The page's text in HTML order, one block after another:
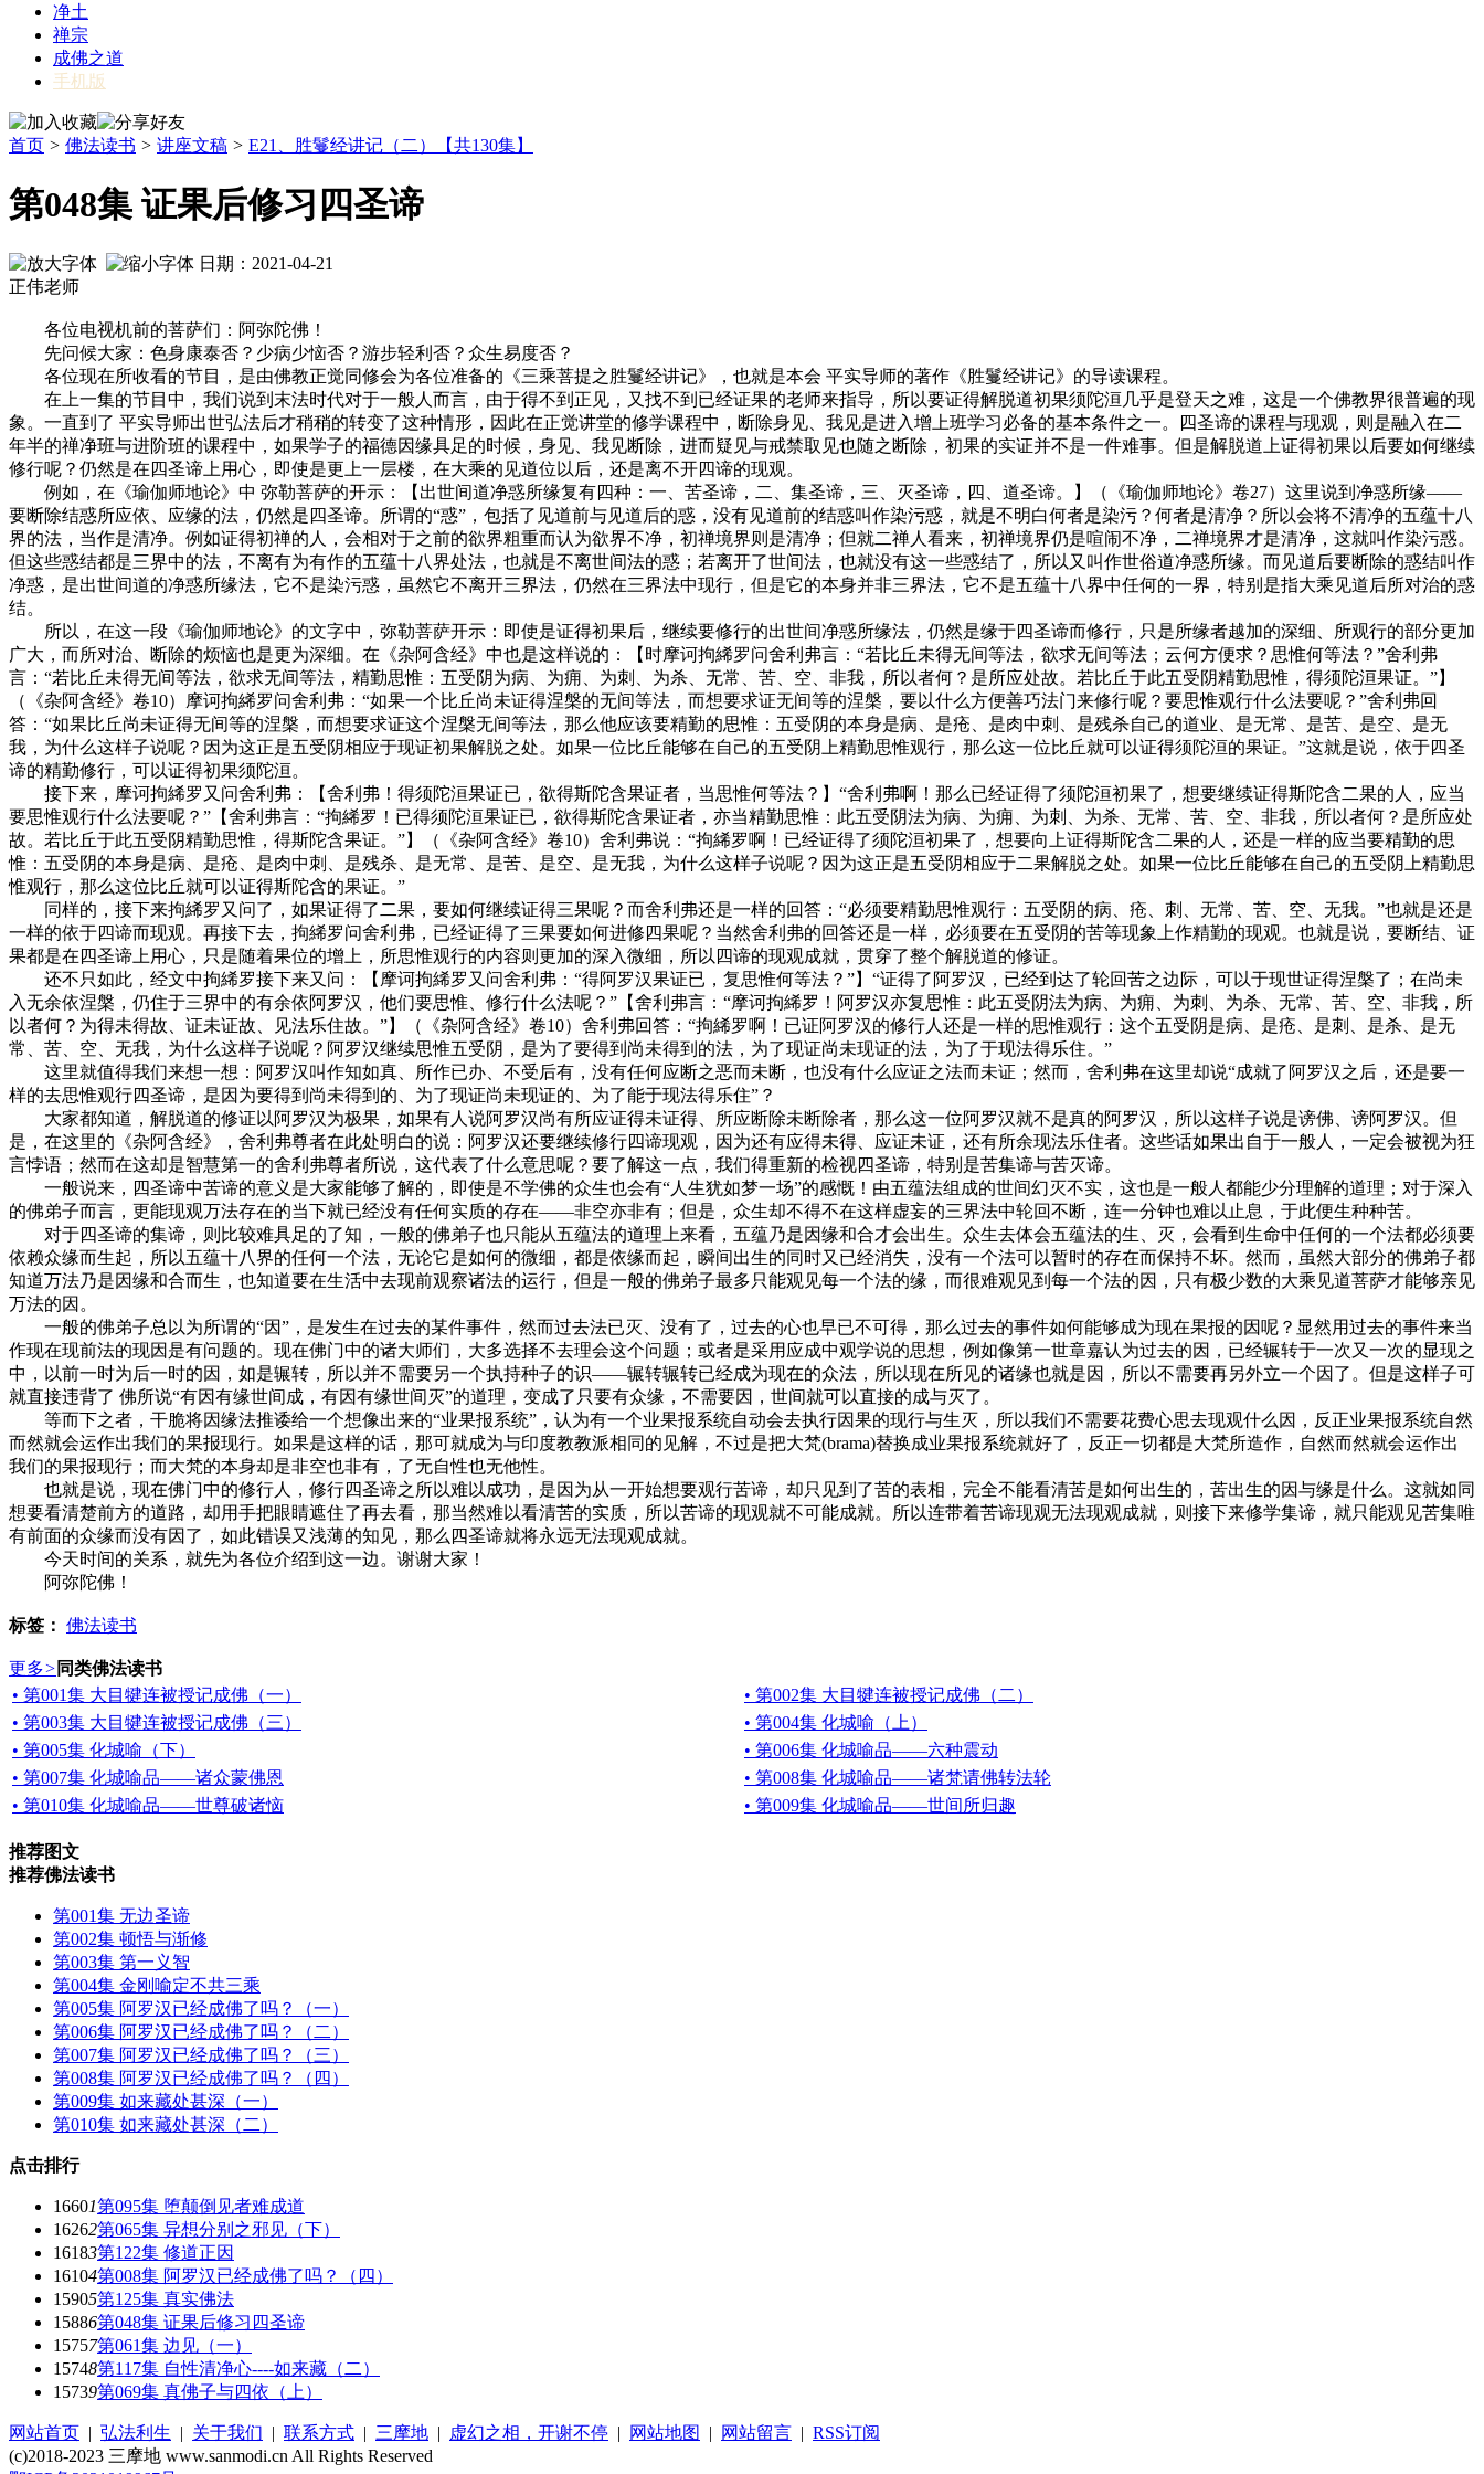
净土
禅宗
成佛之道
手机版
首页 > 佛法读书 > 讲座文稿 > E21、胜鬘经讲记（二）【共130集】
第048集 证果后修习四圣谛
日期：2021-04-21
正伟老师
各位电视机前的菩萨们：阿弥陀佛！
先问候大家：色身康泰否？少病少恼否？游步轻利否？众生易度否？
各位现在所收看的节目，是由佛教正觉同修会为各位准备的《三乘菩提之胜鬘经讲记》，也就是本会 平实导师的著作《胜鬘经讲记》的导读课程。
在上一集的节目中，我们说到末法时代对于一般人而言，由于得不到正见，又找不到已经证果的老师来指导，所以要证得解脱道初果须陀洹几乎是登天之难，这是一个佛教界很普遍的现
象。一直到了 平实导师出世弘法后才稍稍的转变了这种情形，因此在正觉讲堂的修学课程中，断除身见、我见是进入增上班学习必备的基本条件之一。四圣谛的课程与现观，则是融入在二
年半的禅净班与进阶班的课程中，如果学子的福德因缘具足的时候，身见、我见断除，进而疑见与戒禁取见也随之断除，初果的实证并不是一件难事。但是解脱道上证得初果以后要如何继续
修行呢？仍然是在四圣谛上用心，即使是更上一层楼，在大乘的见道位以后，还是离不开四谛的现观。
例如，在《瑜伽师地论》中 弥勒菩萨的开示：【出世间道净惑所缘复有四种：一、苦圣谛，二、集圣谛，三、灭圣谛，四、道圣谛。】（《瑜伽师地论》卷27）这里说到净惑所缘——
要断除结惑所应依、应缘的法，仍然是四圣谛。所谓的“惑”，包括了见道前与见道后的惑，没有见道前的结惑叫作染污惑，就是不明白何者是染污？何者是清净？所以会将不清净的五蕴十八
界的法，当作是清净。例如证得初禅的人，会相对于之前的欲界粗重而认为欲界不净，初禅境界则是清净；但就二禅人看来，初禅境界仍是喧闹不净，二禅境界才是清净，这就叫作染污惑。
但这些惑结都是三界中的法，不离有为有作的五蕴十八界处法，也就是不离世间法的惑；若离开了世间法，也就没有这一些惑结了，所以又叫作世俗道净惑所缘。而见道后要断除的惑结叫作
净惑，是出世间道的净惑所缘法，它不是染污惑，虽然它不离开三界法，仍然在三界法中现行，但是它的本身并非三界法，它不是五蕴十八界中任何的一界，特别是指大乘见道后所对治的惑
结。
所以，在这一段《瑜伽师地论》的文字中，弥勒菩萨开示：即使是证得初果后，继续要修行的出世间净惑所缘法，仍然是缘于四圣谛而修行，只是所缘者越加的深细、所观行的部分更加
广大，而所对治、断除的烦恼也是更为深细。在《杂阿含经》中也是这样说的：【时摩诃拘絺罗问舍利弗言：“若比丘未得无间等法，欲求无间等法；云何方便求？思惟何等法？”舍利弗
言：“若比丘未得无间等法，欲求无间等法，精勤思惟：五受阴为病、为痈、为刺、为杀、无常、苦、空、非我，所以者何？是所应处故。若比丘于此五受阴精勤思惟，得须陀洹果证。”】
（《杂阿含经》卷10）摩诃拘絺罗问舍利弗：“如果一个比丘尚未证得涅槃的无间等法，而想要求证无间等的涅槃，要以什么方便善巧法门来修行呢？要思惟观行什么法要呢？”舍利弗回
答：“如果比丘尚未证得无间等的涅槃，而想要求证这个涅槃无间等法，那么他应该要精勤的思惟：五受阴的本身是病、是疮、是肉中刺、是残杀自己的道业、是无常、是苦、是空、是无
我，为什么这样子说呢？因为这正是五受阴相应于现证初果解脱之处。如果一位比丘能够在自己的五受阴上精勤思惟观行，那么这一位比丘就可以证得须陀洹的果证。”这就是说，依于四圣
谛的精勤修行，可以证得初果须陀洹。
接下来，摩诃拘絺罗又问舍利弗：【舍利弗！得须陀洹果证已，欲得斯陀含果证者，当思惟何等法？】“舍利弗啊！那么已经证得了须陀洹初果了，想要继续证得斯陀含二果的人，应当
要思惟观行什么法要呢？”【舍利弗言：“拘絺罗！已得须陀洹果证已，欲得斯陀含果证者，亦当精勤思惟：此五受阴法为病、为痈、为刺、为杀、无常、苦、空、非我，所以者何？是所应处
故。若比丘于此五受阴精勤思惟，得斯陀含果证。”】（《杂阿含经》卷10）舍利弗说：“拘絺罗啊！已经证得了须陀洹初果了，想要向上证得斯陀含二果的人，还是一样的应当要精勤的思
惟：五受阴的本身是病、是疮、是肉中刺、是残杀、是无常、是苦、是空、是无我，为什么这样子说呢？因为这正是五受阴相应于二果解脱之处。如果一位比丘能够在自己的五受阴上精勤思
惟观行，那么这位比丘就可以证得斯陀含的果证。”
同样的，接下来拘絺罗又问了，如果证得了二果，要如何继续证得三果呢？而舍利弗还是一样的回答：“必须要精勤思惟观行：五受阴的病、疮、刺、无常、苦、空、无我。”也就是还是
一样的依于四谛而现观。再接下去，拘絺罗问舍利弗，已经证得了三果要如何进修四果呢？当然舍利弗的回答还是一样，必须要在五受阴的苦等现象上作精勤的现观。也就是说，要断结、证
果都是在四圣谛上用心，只是随着果位的增上，所思惟观行的内容则更加的深入微细，所以四谛的现观成就，贯穿了整个解脱道的修证。
还不只如此，经文中拘絺罗接下来又问：【摩诃拘絺罗又问舍利弗：“得阿罗汉果证已，复思惟何等法？”】“证得了阿罗汉，已经到达了轮回苦之边际，可以于现世证得涅槃了；在尚未
入无余依涅槃，仍住于三界中的有余依阿罗汉，他们要思惟、修行什么法呢？”【舍利弗言：“摩诃拘絺罗！阿罗汉亦复思惟：此五受阴法为病、为痈、为刺、为杀、无常、苦、空、非我，所
以者何？为得未得故、证未证故、见法乐住故。”】（《杂阿含经》卷10）舍利弗回答：“拘絺罗啊！已证阿罗汉的修行人还是一样的思惟观行：这个五受阴是病、是疮、是刺、是杀、是无
常、苦、空、无我，为什么这样子说呢？阿罗汉继续思惟五受阴，是为了要得到尚未得到的法，为了现证尚未现证的法，为了于现法得乐住。”
这里就值得我们来想一想：阿罗汉叫作知如真、所作已办、不受后有，没有任何应断之恶而未断，也没有什么应证之法而未证；然而，舍利弗在这里却说“成就了阿罗汉之后，还是要一
样的去思惟观行四圣谛，是因为要得到尚未得到的、为了现证尚未现证的、为了能于现法得乐住”？
大家都知道，解脱道的修证以阿罗汉为极果，如果有人说阿罗汉尚有所应证得未证得、所应断除未断除者，那么这一位阿罗汉就不是真的阿罗汉，所以这样子说是谤佛、谤阿罗汉。但
是，在这里的《杂阿含经》，舍利弗尊者在此处明白的说：阿罗汉还要继续修行四谛现观，因为还有应得未得、应证未证，还有所余现法乐住者。这些话如果出自于一般人，一定会被视为狂
言悖语；然而在这却是智慧第一的舍利弗尊者所说，这代表了什么意思呢？要了解这一点，我们得重新的检视四圣谛，特别是苦集谛与苦灭谛。
一般说来，四圣谛中苦谛的意义是大家能够了解的，即使是不学佛的众生也会有“人生犹如梦一场”的感慨！由五蕴法组成的世间幻灭不实，这也是一般人都能少分理解的道理；对于深入
的佛弟子而言，更能现观万法存在的当下就已经没有任何实质的存在——非空亦非有；但是，众生却不得不在这样虚妄的三界法中轮回不断，连一分钟也难以止息，于此便生种种苦。
对于四圣谛的集谛，则比较难具足的了知，一般的佛弟子也只能从五蕴法的道理上来看，五蕴乃是因缘和合才会出生。众生去体会五蕴法的生、灭，会看到生命中任何的一个法都必须要
依赖众缘而生起，所以五蕴十八界的任何一个法，无论它是如何的微细，都是依缘而起，瞬间出生的同时又已经消失，没有一个法可以暂时的存在而保持不坏。然而，虽然大部分的佛弟子都
知道万法乃是因缘和合而生，也知道要在生活中去现前观察诸法的运行，但是一般的佛弟子最多只能观见每一个法的缘，而很难观见到每一个法的因，只有极少数的大乘见道菩萨才能够亲见
万法的因。
一般的佛弟子总以为所谓的“因”，是发生在过去的某件事件，然而过去法已灭、没有了，过去的心也早已不可得，那么过去的事件如何能够成为现在果报的因呢？显然用过去的事件来当
作现在现前法的现因是有问题的。现在佛门中的诸大师们，大多选择不去理会这个问题；或者是采用应成中观学说的思想，例如像第一世章嘉认为过去的因，已经辗转于一次又一次的显现之
中，以前一时为后一时的因，如是辗转，所以并不需要另一个执持种子的识——辗转辗转已经成为现在的众法，所以现在所见的诸缘也就是因，所以不需要再另外立一个因了。但是这样子可
就直接违背了 佛所说“有因有缘世间成，有因有缘世间灭”的道理，变成了只要有众缘，不需要因，世间就可以直接的成与灭了。
等而下之者，干脆将因缘法推诿给一个想像出来的“业果报系统”，认为有一个业果报系统自动会去执行因果的现行与生灭，所以我们不需要花费心思去现观什么因，反正业果报系统自然
而然就会运作出我们的果报现行。如果是这样的话，那可就成为与印度教教派相同的见解，不过是把大梵(brama)替换成业果报系统就好了，反正一切都是大梵所造作，自然而然就会运作出
我们的果报现行；而大梵的本身却是非空也非有，了无自性也无他性。
也就是说，现在佛门中的修行人，修行四圣谛之所以难以成功，是因为从一开始想要观行苦谛，却只见到了苦的表相，完全不能看清苦是如何出生的，苦出生的因与缘是什么。这就如同
想要看清楚前方的道路，却用手把眼睛遮住了再去看，那当然难以看清苦的实质，所以苦谛的现观就不可能成就。所以连带着苦谛现观无法现观成就，则接下来修学集谛，就只能观见苦集唯
有前面的众缘而没有因了，如此错误又浅薄的知见，那么四圣谛就将永远无法现观成就。
今天时间的关系，就先为各位介绍到这一边。谢谢大家！
阿弥陀佛！
标签： 佛法读书
更多> 同类佛法读书
• 第001集 大目犍连被授记成佛（一）
• 第002集 大目犍连被授记成佛（二）
• 第003集 大目犍连被授记成佛（三）
• 第004集 化城喻（上）
• 第005集 化城喻（下）
• 第006集 化城喻品——六种震动
• 第007集 化城喻品——诸众蒙佛恩
• 第008集 化城喻品——诸梵请佛转法轮
• 第010集 化城喻品——世尊破诸恼
• 第009集 化城喻品——世间所归趣
推荐图文
推荐佛法读书
第001集 无边圣谛
第002集 顿悟与渐修
第003集 第一义智
第004集 金刚喻定不共三乘
第005集 阿罗汉已经成佛了吗？（一）
第006集 阿罗汉已经成佛了吗？（二）
第007集 阿罗汉已经成佛了吗？（三）
第008集 阿罗汉已经成佛了吗？（四）
第009集 如来藏处甚深（一）
第010集 如来藏处甚深（二）
点击排行
16601第095集 堕颠倒见者难成道
16262第065集 异想分别之邪见（下）
16183第122集 修道正因
16104第008集 阿罗汉已经成佛了吗？（四）
15905第125集 真实佛法
15886第048集 证果后修习四圣谛
15757第061集 边见（一）
15748第117集 自性清净心----如来藏（二）
15739第069集 真佛子与四依（上）
网站首页 | 弘法利生 | 关于我们 | 联系方式 | 三摩地 | 虚幻之相，开谢不停 | 网站地图 | 网站留言 | RSS订阅
(c)2018-2023 三摩地 www.sanmodi.cn All Rights Reserved